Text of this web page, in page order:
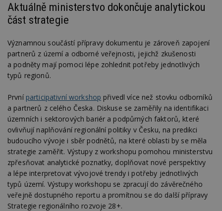
Aktuálně ministerstvo dokončuje analytickou
část strategie
Významnou součástí přípravy dokumentu je zároveň zapojení
partnerů z území a odborné veřejnosti, jejichž zkušenosti
a podněty mají pomoci lépe zohlednit potřeby jednotlivých
typů regionů.
První participativní workshop přivedl více než stovku odborníků
a partnerů z celého Česka. Diskuse se zaměřily na identifikaci
územních i sektorových bariér a podpůrných faktorů, které
ovlivňují naplňování regionální politiky v Česku, na predikci
budoucího vývoje i sběr podnětů, na které oblasti by se měla
strategie zaměřit. Výstupy z workshopu pomohou ministerstvu
zpřesňovat analytické poznatky, doplňovat nové perspektivy
a lépe interpretovat vývojové trendy i potřeby jednotlivých
typů území. Výstupy workshopu se zpracují do závěrečného
veřejně dostupného reportu a promítnou se do další přípravy
Strategie regionálního rozvoje 28+.